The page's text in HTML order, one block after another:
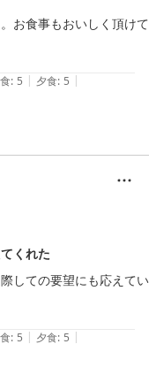
お食事もおいしく頂けて
: 5 | 夕食: 5 |
くれた
しての要望にも応えてい
: 5 | 夕食: 5 |